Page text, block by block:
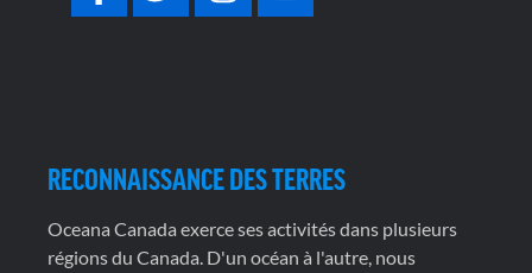
RECONNAISSANCE DES TERRES
Oceana Canada exerce ses activités dans plusieurs
régions du Canada. D'un océan à l'autre, nous